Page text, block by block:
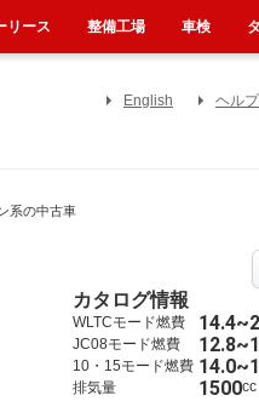
English ヘルプ
系の中古車
カタログ情報
WLTCモード燃費
JC08モード燃費
10・15モード燃費
排気量
1500cc
リース 整備工場 車検